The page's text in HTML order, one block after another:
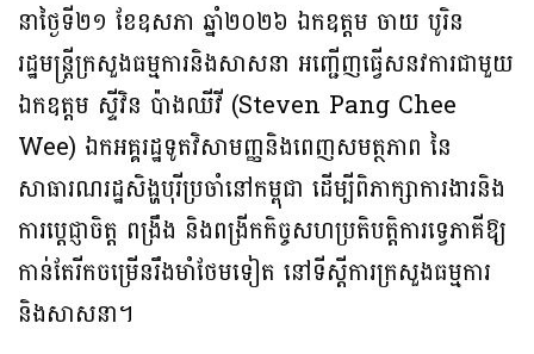
នាថ្ងៃទី២១ ខែឧសភា ឆ្នាំ២០២៦ ឯកឧត្តម ចាយ បូរិន
រដ្ឋមន្រ្តីក្រសួងធម្មការនិងសាសនា អញ្ជើញធ្វើសនវការជាមួយ
ឯកឧត្តម ស្ទីវិន ប៉ាងឈីវី (Steven Pang Chee
Wee) ឯកអគ្គរដ្ឋទូតវិសាមញ្ញនិងពេញសមត្ថភាព នៃ
សាធារណរដ្ឋសិង្ហបុរីប្រចាំនៅកម្ពុជា ដើម្បីពិភាក្សាការងារនិង
ការប្ដេជ្ញាចិត្ត ពង្រឹង និងពង្រីកកិច្ចសហប្រតិបត្តិការទ្វេភាគីឱ្យ
កាន់តែរីកចម្រើនរឹងមាំថែមទៀត នៅទីស្តីការក្រសួងធម្មការ
និងសាសនា។